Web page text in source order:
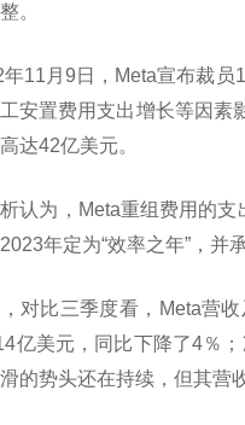
。
年11月9日，Meta宣布裁
安置费用支出增长等因
达42亿美元。
认为，Meta重组费用的
年定为“效率之年”，并
对比三季度看，Meta营
亿美元，同比下降了4％
的势头还在持续，但其营